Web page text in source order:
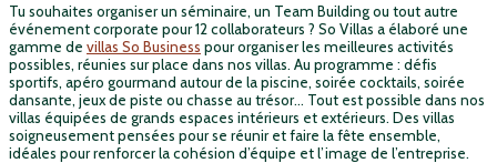
Tu souhaites organiser un séminaire, un Team Building ou tout autre
événement corporate pour 12 collaborateurs ? So Villas a élaboré une
gamme de villas So Business pour organiser les meilleures activités
possibles, réunies sur place dans nos villas. Au programme : défis
sportifs, apéro gourmand autour de la piscine, soirée cocktails, soirée
dansante, jeux de piste ou chasse au trésor… Tout est possible dans nos
villas équipées de grands espaces intérieurs et extérieurs. Des villas
soigneusement pensées pour se réunir et faire la fête ensemble,
idéales pour renforcer la cohésion d’équipe et l’image de l’entreprise.